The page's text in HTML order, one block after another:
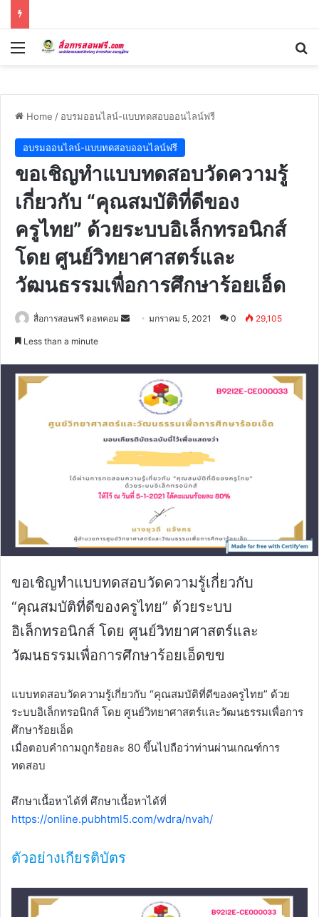
Menu
Home / อบรมออนไลน์-แบบทดสอบออนไลน์ฟรี
อบรมออนไลน์-แบบทดสอบออนไลน์ฟรี
ขอเชิญทำแบบทดสอบวัดความรู้
เกี่ยวกับ “คุณสมบัติที่ดีของ
ครูไทย” ด้วยระบบอิเล็กทรอนิกส์
โดย ศูนย์วิทยาศาสตร์และ
วัฒนธรรมเพื่อการศึกษาร้อยเอ็ด
สื่อการสอนฟรี ดอทคอม
Sendมกราคม 5, 2021 0 29,105
Less than a minute
ขอเชิญทำแบบทดสอบวัดความรู้เกี่ยวกับ
“คุณสมบัติที่ดีของครูไทย” ด้วยระบบ
อิเล็กทรอนิกส์ โดย ศูนย์วิทยาศาสตร์และ
วัฒนธรรมเพื่อการศึกษาร้อยเอ็ดขข
แบบทดสอบวัดความรู้เกี่ยวกับ “คุณสมบัติที่ดีของครูไทย” ด้วย
ระบบอิเล็กทรอนิกส์ โดย ศูนย์วิทยาศาสตร์และวัฒนธรรมเพื่อการ
ศึกษาร้อยเอ็ด
เมื่อตอบคำถามถูกร้อยละ 80 ขึ้นไปถือว่าท่านผ่านเกณฑ์การ
ทดสอบ
ศึกษาเนื้อหาได้ที่ ศึกษาเนื้อหาได้ที่
https://online.pubhtml5.com/wdra/nvah/
ตัวอย่างเกียรติบัตร